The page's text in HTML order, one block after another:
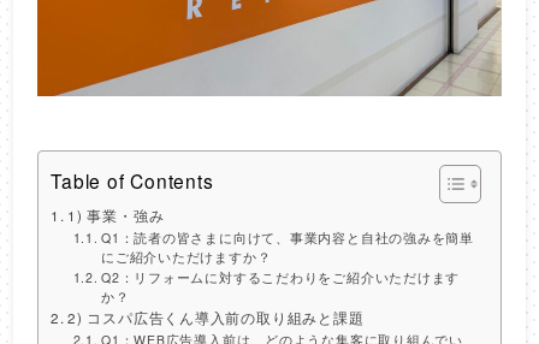
Table of Contents
1) 事業・強み
Q1：読者の皆さまに向けて、事業内容と自社の強みを簡単
にご紹介いただけますか？
Q2：リフォームに対するこだわりをご紹介いただけます
か？
2) コスパ広告くん導入前の取り組みと課題
Q1：WEB広告導入前は、どのような集客に取り組んでい